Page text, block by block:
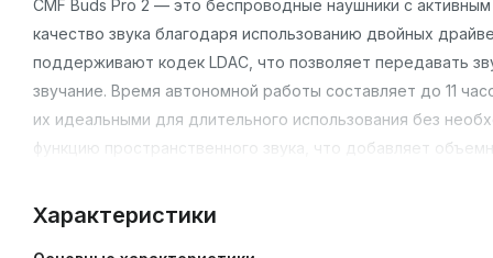
CMF Buds Pro 2 — это беспроводные наушники с
качество звука благодаря использованию двойных
поддерживают кодек LDAC, что позволяет передавать
звучание. Время автономной работы составляет до 11
их идеальными для длительного использования без
функцию пространственного звука, что добавляет
Дизайн
Дизайн CMF Buds Pro 2 отличается современным и
Характеристики